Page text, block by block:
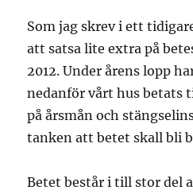
Som jag skrev i ett
att satsa lite extra på
2012. Under årens lopp
nedanför vårt hus betats
på årsmån och
tanken att betet skall bli
Betet består i till stor del